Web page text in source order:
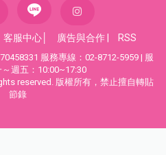
客服中心 廣告與合作| RSS
服務專線：02-8712-5959 | 服
週五：10:00~17:30
reserved. 版權所有，禁止擅自轉貼
節錄